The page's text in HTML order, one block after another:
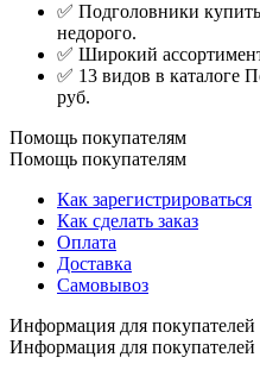
✅ Подголовники
недорого.
✅ Широкий
✅ 13 видов в каталоге
руб.
Помощь покупателям
Помощь покупателям
Как зарегистрироваться
Как сделать заказ
Оплата
Доставка
Самовывоз
Информация для покупателей
Информация для покупателей